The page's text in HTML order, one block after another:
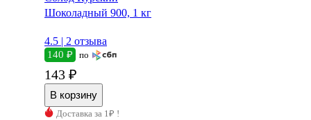
Шоколадный 900, 1 кг
4.5 | 2 отзыва
140 ₽ по
143 ₽
Доставка за 1₽ !